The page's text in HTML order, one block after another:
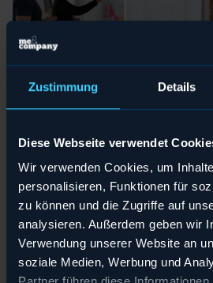
Zustimmung Details
Diese Webseite verwendet
Wir verwenden Cookies, um
personalisieren, Funktionen für
zu können und die Zugriffe auf
analysieren. Außerdem geben wir
Verwendung unserer Website an
soziale Medien, Werbung und
Details unserer Mandate. Damit Sie
in unseren Erfahrungen bekommen,
mit denen uns unsere Klienten betraut
CWS SAFETY DAIMLER